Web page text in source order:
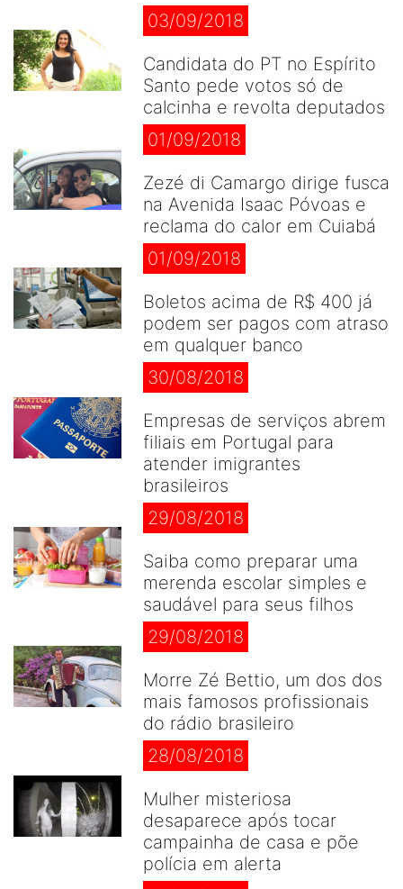
03/09/2018
Candidata do PT no Espírito
Santo pede votos só de
calcinha e revolta deputados
01/09/2018
Zezé di Camargo dirige fusca
na Avenida Isaac Póvoas e
reclama do calor em Cuiabá
01/09/2018
Boletos acima de R$ 400 já
podem ser pagos com atraso
em qualquer banco
30/08/2018
Empresas de serviços abrem
filiais em Portugal para
atender imigrantes
brasileiros
29/08/2018
Saiba como preparar uma
merenda escolar simples e
saudável para seus filhos
29/08/2018
Morre Zé Bettio, um dos dos
mais famosos profissionais
do rádio brasileiro
28/08/2018
Mulher misteriosa
desaparece após tocar
campainha de casa e põe
polícia em alerta